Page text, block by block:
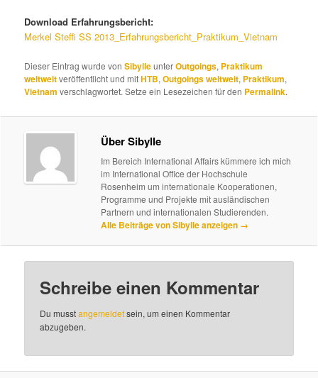
Download Erfahrungsbericht:
Merkel Steffi SS 2013_Erfahrungsbericht_Praktikum_Vietnam
Dieser Eintrag wurde vonSibylleunterOutgoings, Praktikum
weltweitveröffentlicht und mitHTB,Outgoings weltweit, Praktikum,
Vietnam verschlagwortet. Setze ein Lesezeichen für den Permalink.
Über Sibylle
Im Bereich International Affairs kümmere ich mich
im International Office der Hochschule
Rosenheim um internationale Kooperationen,
Programme und Projekte mit ausländischen
Partnern und internationalen Studierenden.
Alle Beiträge von Sibylle anzeigen →
Schreibe einen Kommentar
Du musstangemeldetsein, um einen Kommentar
abzugeben.